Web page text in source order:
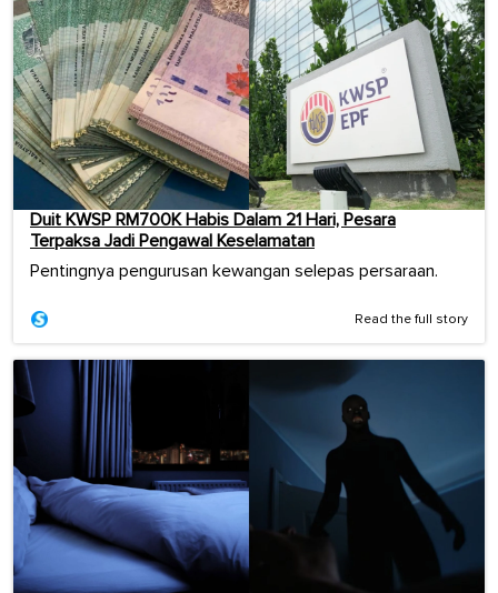
Duit KWSP RM700K Habis Dalam 21 Hari, Pesara
Terpaksa Jadi Pengawal Keselamatan
Pentingnya pengurusan kewangan selepas persaraan.
Read the full story